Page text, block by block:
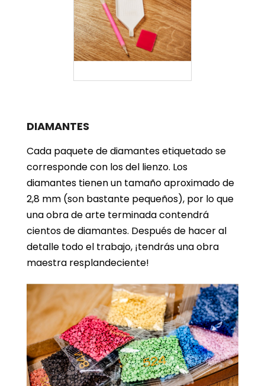
DIAMANTES
Cada paquete de diamantes etiquetado se
corresponde con los del lienzo. Los
diamantes tienen un tamaño aproximado de
2,8 mm (son bastante pequeños), por lo que
una obra de arte terminada contendrá
cientos de diamantes. Después de hacer al
detalle todo el trabajo, ¡tendrás una obra
maestra resplandeciente!